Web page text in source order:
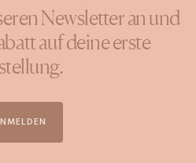
Newsletter an und
auf deine erste